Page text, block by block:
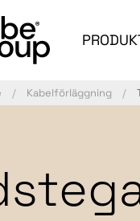
Kabelförläggning